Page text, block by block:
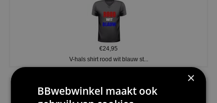
€24,95
V-hals shirt rood wit blauw st...
×
BBwebwinkel maakt ook